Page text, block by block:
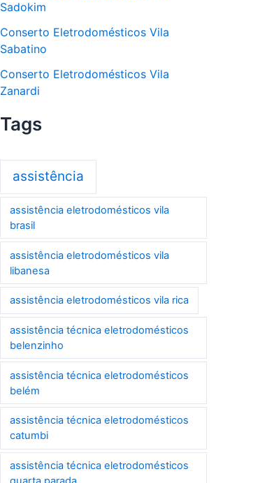
Sadokim
Conserto Eletrodomésticos Vila
Sabatino
Conserto Eletrodomésticos Vila
Zanardi
Tags
assistência
assistência eletrodomésticos vila
brasil
assistência eletrodomésticos vila
libanesa
assistência eletrodomésticos vila rica
assistência técnica eletrodomésticos
belenzinho
assistência técnica eletrodomésticos
belém
assistência técnica eletrodomésticos
catumbi
assistência técnica eletrodomésticos